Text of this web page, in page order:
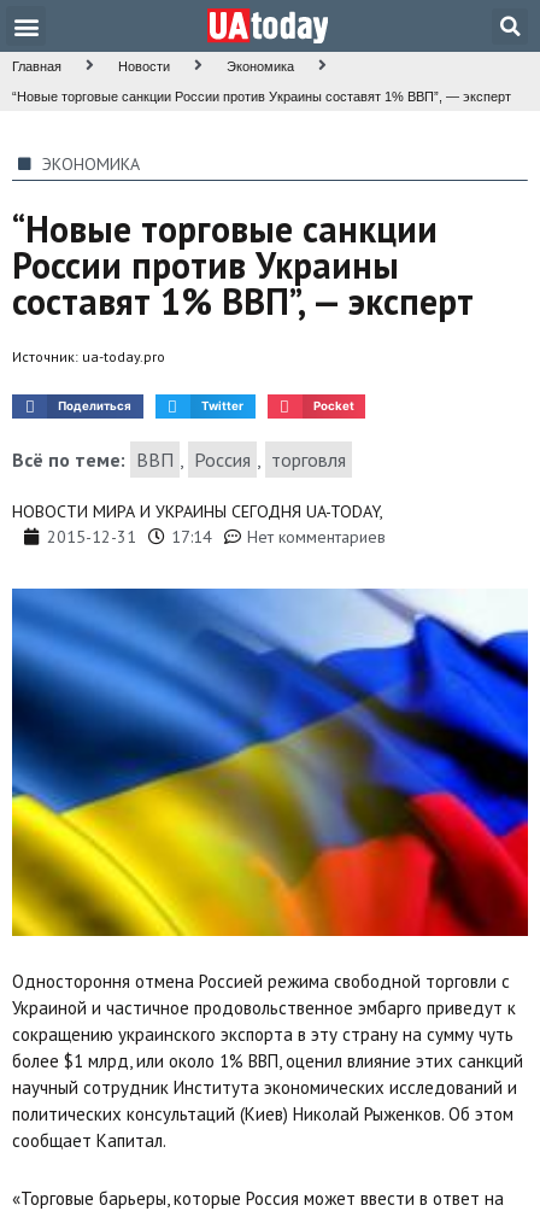
Главная Новости Экономика
“Новые торговые санкции России против Украины составят 1% ВВП”, — эксперт
ЭКОНОМИКА
“Новые торговые санкции
России против Украины
составят 1% ВВП”, — эксперт
Источник: ua-today.pro
Поделиться Twitter Pocket
Всё по теме: ВВП , Россия , торговля
НОВОСТИ МИРА И УКРАИНЫ СЕГОДНЯ UA-TODAY,
2015-12-31
17:14 Нет комментариев
Одностороння отмена Россией режима свободной торговли с
Украиной и частичное продовольственное эмбарго приведут к
сокращению украинского экспорта в эту страну на сумму чуть
более $1 млрд, или около 1% ВВП, оценил влияние этих санкций
научный сотрудник Института экономических исследований и
политических консультаций (Киев) Николай Рыженков. Об этом
сообщает Капитал.
«Торговые барьеры, которые Россия может ввести в ответ на